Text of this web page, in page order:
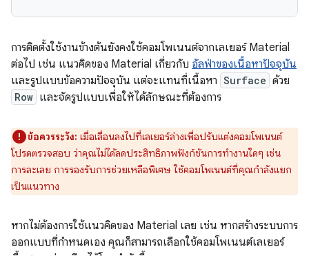
การติดตั้งใช้งานข้างต้นยังคงใช้คอมโพเนนต์จากเลเยอร์ Material
ต่อไป เช่น แนวคิดของ Material เกี่ยวกับ อัลฟ่าของเนื้อหาปัจจุบัน
และรูปแบบข้อความปัจจุบัน แต่จะแทนที่เนื้อหา Surface ด้วย
Row และจัดรูปแบบเพื่อให้ได้ลักษณะที่ต้องการ
ข้อควรระวัง: เมื่อเลื่อนลงไปที่เลเยอร์ล่างเพื่อปรับแต่งคอมโพเนนต์
โปรดตรวจสอบ ว่าคุณไม่ได้ลดประสิทธิภาพฟังก์ชันการทำงานใดๆ เช่น
การละเลย การรองรับการช่วยเหลือพิเศษ ใช้คอมโพเนนต์ที่คุณกำลังแยก
เป็นแนวทาง
หากไม่ต้องการใช้แนวคิดของ Material เลย เช่น หากสร้างระบบการ
ออกแบบที่กำหนดเอง คุณก็สามารถเลือกใช้คอมโพเนนต์เลเยอร์